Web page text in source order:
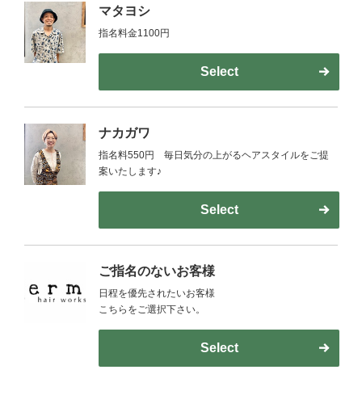
マタヨシ
指名料金1100円
Select
ナカガワ
指名料550円 毎日気分の上がるヘアスタイルをご提
案いたします♪
Select
ご指名のないお客様
日程を優先されたいお客様
こちらをご選択下さい。
Select